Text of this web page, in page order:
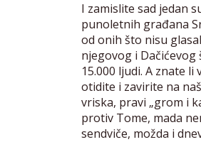
I zamislite sad jedan
punoletnih građana
od onih što nisu
njegovog i Dačićevog
15.000 ljudi. A znate
otidite i zavirite na
vriska, pravi „grom i
protiv Tome, mada
sendviče, možda i